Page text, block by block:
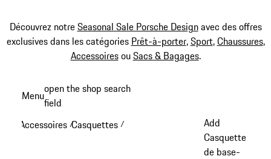
Découvrez notreSeasonal Sale Porsche Designavec des offres
exclusives dans les catégories Prêt-à-porter,Sport,Chaussures,
AccessoiresouSacs & Bagages.
principal
Menuopen the shop search
field
Accessoires /Casquettes /
Add
Casquette
de base-